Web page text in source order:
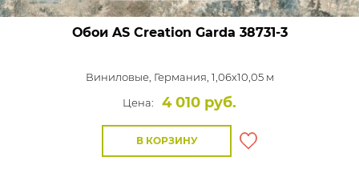
Обои AS Creation Garda 38731-3
Виниловые, Германия, 1,06x10,05 м
Цена:
4 010 руб.
В КОРЗИНУ